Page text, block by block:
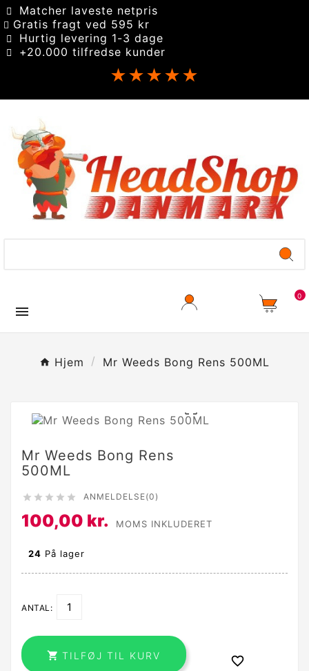
Matcher laveste netpris
Gratis fragt ved 595 kr
Hurtig levering 1-3 dage
+20.000 tilfredse kunder
★★★★★

0
Hjem Mr Weeds Bong Rens 500ML

Mr Weeds Bong Rens
500ML
     ANMELDELSE(0)
100,00 kr. MOMS INKLUDERET
24 På lager
ANTAL:
 TILFØJ TIL KURV 